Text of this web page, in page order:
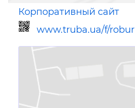
Корпоративный сайт
www.truba.ua/f/robur